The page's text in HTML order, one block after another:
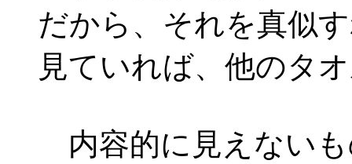
だから、それを真似
見ていれば、他のタ
内容的に見えない